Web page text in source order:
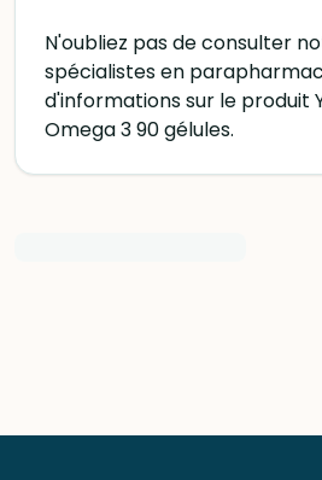
N'oubliez pas de consulter
spécialistes en
d'informations sur le produit
Omega 3 90 gélules.